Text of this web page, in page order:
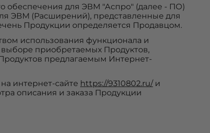
обеспечения для ЭВМ "Аспро" (далее - ПО)
ЭВМ (Расширений), представленные для
Продукции определяется Продавцом.
использования функционала и
приобретаемых Продуктов,
предлагаемым Интернет-
интернет-сайте https://9310802.ru/и
описания и заказа Продукции